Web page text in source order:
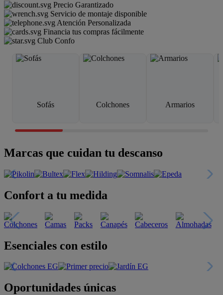
Precio Garantizado
Servicio de montaje disponible
Atención Personalizada
Financia tus compras fácilmente
Club Confo
Sofás Colchones Armarios
Marcas que cuidan tu descanso
Confort a tu medida
Esenciales con estilo
Oportunidades únicas